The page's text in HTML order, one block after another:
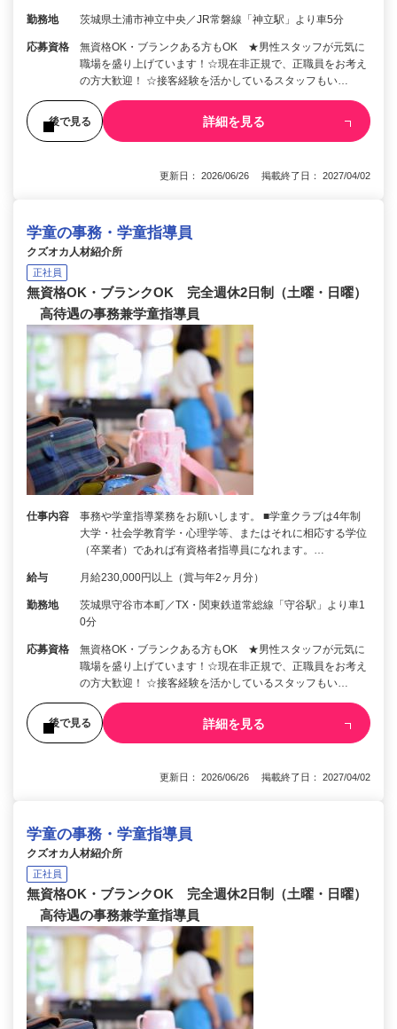
勤務地 茨城県土浦市神立中央／JR常磐線「神立駅」より車5分
応募資格
無資格OK・ブランクある方もOK ★男性スタッフが元気に
職場を盛り上げています！☆現在非正規で、正職員をお考え
の方大歓迎！ ☆接客経験を活かしているスタッフもい…
後で見る 詳細を見る
更新日： 2026/06/26 掲載終了日： 2027/04/02
学童の事務・学童指導員
クズオカ人材紹介所
正社員
無資格OK・ブランクOK 完全週休2日制（土曜・日曜）
高待遇の事務兼学童指導員
仕事内容
事務や学童指導業務をお願いします。 ■学童クラブは4年制
大学・社会学教育学・心理学等、またはそれに相応する学位
（卒業者）であれば有資格者指導員になれます。…
給与 月給230,000円以上（賞与年2ヶ月分）
勤務地
茨城県守谷市本町／TX・関東鉄道常総線「守谷駅」より車1
0分
応募資格
無資格OK・ブランクある方もOK ★男性スタッフが元気に
職場を盛り上げています！☆現在非正規で、正職員をお考え
の方大歓迎！ ☆接客経験を活かしているスタッフもい…
後で見る 詳細を見る
更新日： 2026/06/26 掲載終了日： 2027/04/02
学童の事務・学童指導員
クズオカ人材紹介所
正社員
無資格OK・ブランクOK 完全週休2日制（土曜・日曜）
高待遇の事務兼学童指導員